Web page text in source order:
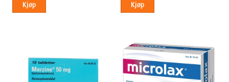
Kjøp Kjøp